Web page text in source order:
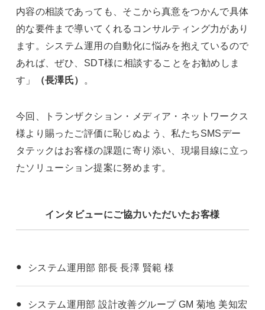
内容の相談であっても、そこから真意をつかんで具体
的な要件まで導いてくれるコンサルティング力があり
ます。システム運用の自動化に悩みを抱えているので
あれば、ぜひ、SDT様に相談することをお勧めしま
す」
（長澤氏） 。
今回、トランザクション・メディア・ネットワークス
様より賜ったご評価に恥じぬよう、私たちSMSデー
タテックはお客様の課題に寄り添い、現場目線に立っ
たソリューション提案に努めます。
インタビューにご協力いただいたお客様
システム運用部 部長 長澤 賢範 様
システム運用部 設計改善グループ GM 菊地 美知宏